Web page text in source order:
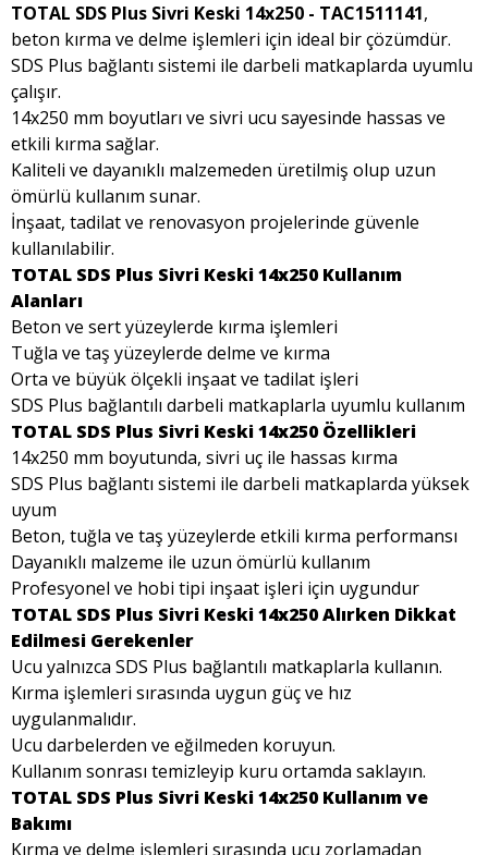
TOTAL SDS Plus Sivri Keski 14x250 - TAC1511141,
beton kırma ve delme işlemleri için ideal bir çözümdür.
SDS Plus bağlantı sistemi ile darbeli matkaplarda uyumlu
çalışır.
14x250 mm boyutları ve sivri ucu sayesinde hassas ve
etkili kırma sağlar.
Kaliteli ve dayanıklı malzemeden üretilmiş olup uzun
ömürlü kullanım sunar.
İnşaat, tadilat ve renovasyon projelerinde güvenle
kullanılabilir.
TOTAL SDS Plus Sivri Keski 14x250 Kullanım
Alanları
Beton ve sert yüzeylerde kırma işlemleri
Tuğla ve taş yüzeylerde delme ve kırma
Orta ve büyük ölçekli inşaat ve tadilat işleri
SDS Plus bağlantılı darbeli matkaplarla uyumlu kullanım
TOTAL SDS Plus Sivri Keski 14x250 Özellikleri
14x250 mm boyutunda, sivri uç ile hassas kırma
SDS Plus bağlantı sistemi ile darbeli matkaplarda yüksek
uyum
Beton, tuğla ve taş yüzeylerde etkili kırma performansı
Dayanıklı malzeme ile uzun ömürlü kullanım
Profesyonel ve hobi tipi inşaat işleri için uygundur
TOTAL SDS Plus Sivri Keski 14x250 Alırken Dikkat
Edilmesi Gerekenler
Ucu yalnızca SDS Plus bağlantılı matkaplarla kullanın.
Kırma işlemleri sırasında uygun güç ve hız
uygulanmalıdır.
Ucu darbelerden ve eğilmeden koruyun.
Kullanım sonrası temizleyip kuru ortamda saklayın.
TOTAL SDS Plus Sivri Keski 14x250 Kullanım ve
Bakımı
Kırma ve delme işlemleri sırasında ucu zorlamadan